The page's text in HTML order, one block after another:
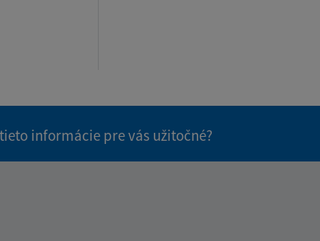
informácie pre vás užitočné?